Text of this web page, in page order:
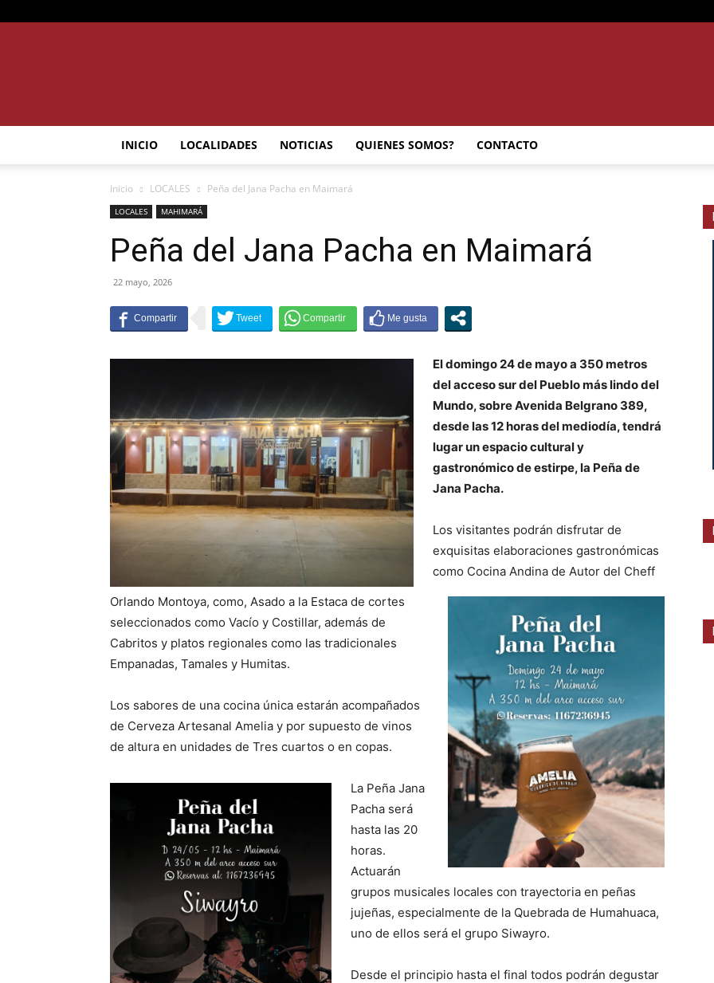
SEMANARIO
INICIO LOCALIDADES NOTICIAS QUIENES SOMOS? CONTACTO
Inicio LOCALES Peña del Jana Pacha en Maimará
LOCALES MAHIMARÁ
Peña del Jana Pacha en Maimará
22 mayo, 2026
El domingo 24 de mayo a 350 metros
del acceso sur del Pueblo más lindo del
Mundo, sobre Avenida Belgrano 389,
desde las 12 horas del mediodía, tendrá
lugar un espacio cultural y
gastronómico de estirpe, la Peña de
Jana Pacha.
Los visitantes podrán disfrutar de
exquisitas elaboraciones gastronómicas
como Cocina Andina de Autor del Cheff
Orlando Montoya, como, Asado a la Estaca de cortes
seleccionados como Vacío y Costillar, además de
Cabritos y platos regionales como las tradicionales
Empanadas, Tamales y Humitas.
Los sabores de una cocina única estarán acompañados
de Cerveza Artesanal Amelia y por supuesto de vinos
de altura en unidades de Tres cuartos o en copas.
La Peña Jana
Pacha será
hasta las 20
horas.
Actuarán
grupos musicales locales con trayectoria en peñas
jujeñas, especialmente de la Quebrada de Humahuaca,
uno de ellos será el grupo Siwayro.
Desde el principio hasta el final todos podrán degustar